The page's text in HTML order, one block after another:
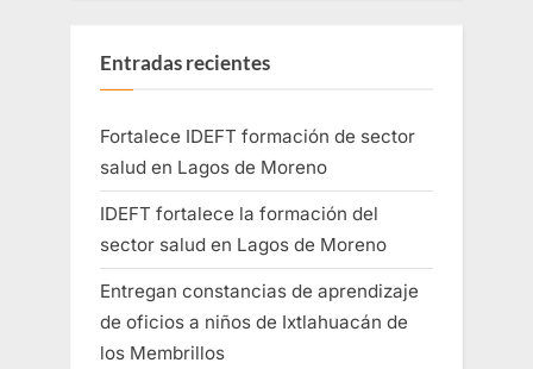
Entradas recientes
Fortalece IDEFT formación de sector
salud en Lagos de Moreno
IDEFT fortalece la formación del
sector salud en Lagos de Moreno
Entregan constancias de aprendizaje
de oficios a niños de Ixtlahuacán de
los Membrillos